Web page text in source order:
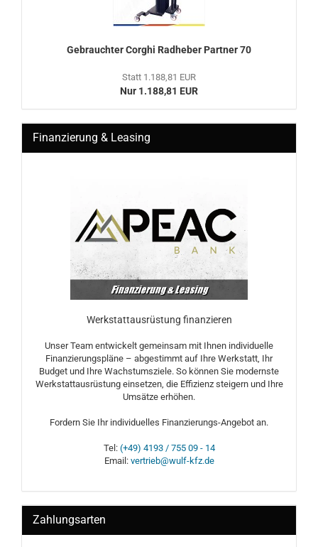
Ge­brauch­ter Cor­ghi Rad­he­ber Part­ner 70
Statt 1.188,81 EUR
Nur 1.188,81 EUR
Finanzierung & Leasing
Werkstattausrüstung finanzieren
Unser Team entwickelt gemeinsam mit Ihnen individuelle
Finanzierungspläne – abgestimmt auf Ihre Werkstatt, Ihr
Budget und Ihre Wachstumsziele. So können Sie modernste
Werkstattausrüstung einsetzen, die Effizienz steigern und Ihre
Umsätze erhöhen.
Fordern Sie Ihr individuelles Finanzierungs-Angebot an.
Tel: (+49) 4193 / 755 09 - 14
Email: vertrieb@wulf-kfz.de
Zahlungsarten